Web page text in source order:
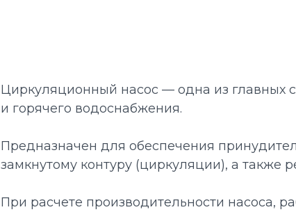
Циркуляционный насос — одна из главных
и горячего водоснабжения.
Предназначен для обеспечения
замкнутому контуру (циркуляции), а также
При расчете производительности насоса,